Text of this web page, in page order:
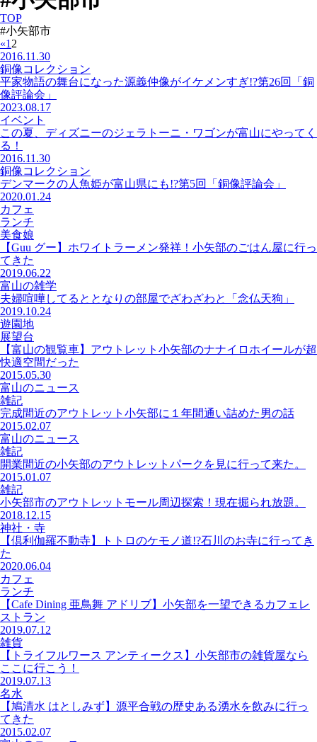
TOP
#小矢部市
«1 2
2016.11.30
銅像コレクション
平家物語の舞台になった源義仲像がイケメンすぎ!?第26回「銅
像評論会」
2023.08.17
イベント
この夏、ディズニーのジェラトーニ・ワゴンが富山にやってく
る！
2016.11.30
銅像コレクション
デンマークの人魚姫が富山県にも!?第5回「銅像評論会」
2020.01.24
カフェ
ランチ
美食娘
【Guu グー】ホワイトラーメン発祥！小矢部のごはん屋に行っ
てきた
2019.06.22
富山の雑学
夫婦喧嘩してるととなりの部屋でざわざわと「念仏天狗」
2019.10.24
遊園地
展望台
【富山の観覧車】アウトレット小矢部のナナイロホイールが超
快適空間だった
2015.05.30
富山のニュース
雑記
完成間近のアウトレット小矢部に１年間通い詰めた男の話
2015.02.07
富山のニュース
雑記
開業間近の小矢部のアウトレットパークを見に行って来た。
2015.01.07
雑記
小矢部市のアウトレットモール周辺探索！現在掘られ放題。
2018.12.15
神社・寺
【倶利伽羅不動寺】トトロのケモノ道!?石川のお寺に行ってき
た
2020.06.04
カフェ
ランチ
【Cafe Dining 亜鳥舞 アドリブ】小矢部を一望できるカフェレ
ストラン
2019.07.12
雑貨
【トライフルワース アンティークス】小矢部市の雑貨屋なら
ここに行こう！
2019.07.13
名水
【鳩清水 はとしみず】源平合戦の歴史ある湧水を飲みに行っ
てきた
2015.02.07